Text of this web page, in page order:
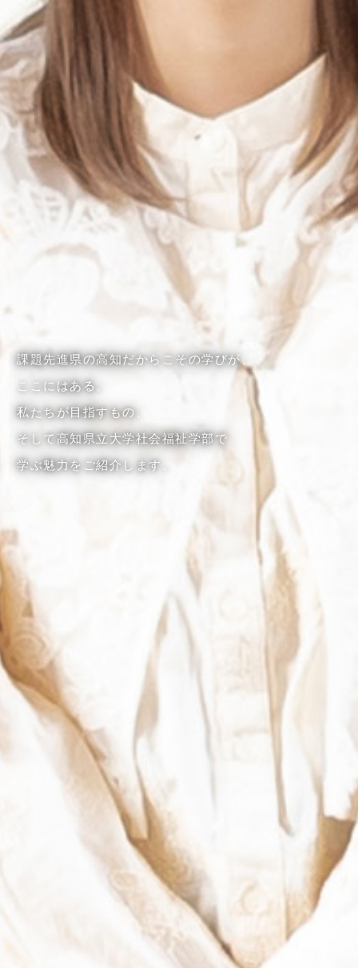
課題先進県の高知だからこその学びが、
ここにはある。
私たちが目指すもの、
そして高知県立大学社会福祉学部で
学ぶ魅力をご紹介します。